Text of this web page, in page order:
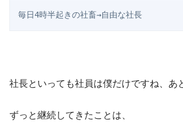
毎日4時半起きの社畜→自由な社長
社長といっても社員は僕だけですね、あ
ずっと継続してきたことは、